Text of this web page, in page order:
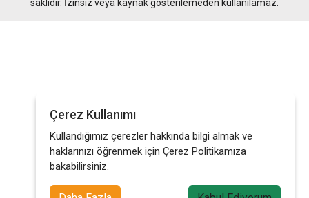
saklıdır. İzinsiz veya kaynak gösterilemeden kullanılamaz.
Çerez Kullanımı
Kullandığımız çerezler hakkında bilgi almak ve
haklarınızı öğrenmek için Çerez Politikamıza
bakabilirsiniz.